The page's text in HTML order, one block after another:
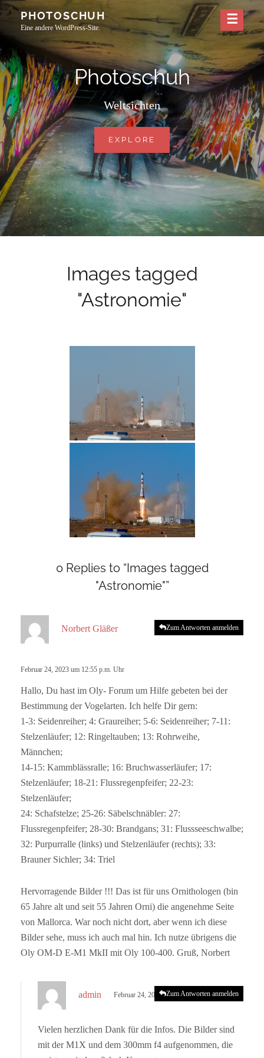
Skip
content
PHOTOSCHUH
Eine andere WordPress-Site.
Photoschuh
Weltsichten
EXPLORE PHOTOSCHUH
Images tagged
"Astronomie"
0 Replies to “Images tagged
"Astronomie"”
Norbert Gläßer
t
Februar 24, 2023 um 12:55 p.m. Uhr
Hallo, Du hast im Oly- Forum um Hilfe gebeten bei der
Bestimmung der Vogelarten. Ich helfe Dir gern:
1-3: Seidenreiher; 4: Graureiher; 5-6: Seidenreiher; 7-11:
Stelzenläufer; 12: Ringeltauben; 13: Rohrweihe,
Männchen;
14-15: Kammblässralle; 16: Bruchwasserläufer; 17:
Stelzenläufer; 18-21: Flussregenpfeifer; 22-23:
Stelzenläufer;
24: Schafstelze; 25-26: Säbelschnäbler: 27:
Flussregenpfeifer; 28-30: Brandgans; 31: Flussseeschwalbe;
32: Purpurralle (links) und Stelzenläufer (rechts); 33:
Brauner Sichler; 34: Triel
Hervorragende Bilder !!! Das ist für uns Ornithologen (bin
65 Jahre alt und seit 55 Jahren Orni) die angenehme Seite
von Mallorca. War noch nicht dort, aber wenn ich diese
Bilder sehe, muss ich auch mal hin. Ich nutze übrigens die
Oly OM-D E-M1 MkII mit Oly 100-400. Gruß, Norbert
Zum Antworten anmelden
admin
t
:
Februar 24, 2023 um 4:59 p.m. Uhr
Vielen herzlichen Dank für die Infos. Die Bilder sind
mit der M1X und dem 300mm f4 aufgenommen, die
Zum Antworten anmelden